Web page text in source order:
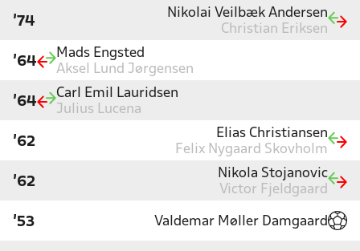
'74
Nikolai Veilbæk Andersen
Christian Eriksen
'64
Mads Engsted
Aksel Lund Jørgensen
'64
Carl Emil Lauridsen
Julius Lucena
'62
Elias Christiansen
Felix Nygaard Skovholm
'62
Nikola Stojanovic
Victor Fjeldgaard
'53 Valdemar Møller Damgaard